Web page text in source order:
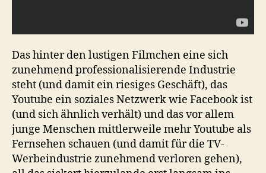
Das hinter den lustigen Filmchen eine sich
zunehmend professionalisierende Industrie
steht (und damit ein riesiges Geschäft), das
Youtube ein soziales Netzwerk wie Facebook ist
(und sich ähnlich verhält) und das vor allem
junge Menschen mittlerweile mehr Youtube als
Fernsehen schauen (und damit für die TV-
Werbeindustrie zunehmend verloren gehen),